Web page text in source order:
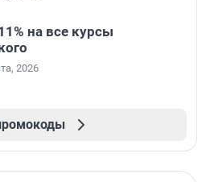
на все курсы
2026